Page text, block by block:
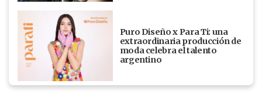
Puro Diseño x Para Ti: una
extraordinaria producción de
moda celebra el talento
argentino